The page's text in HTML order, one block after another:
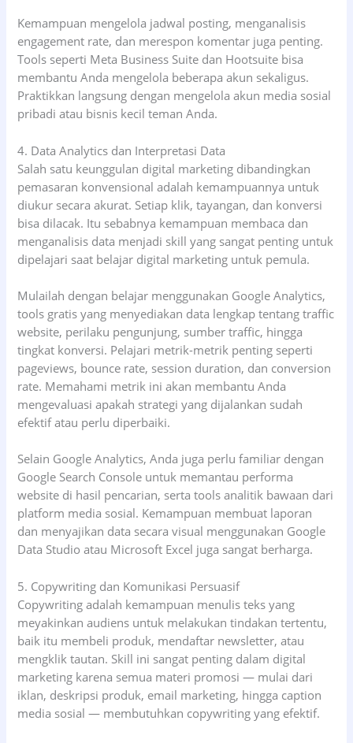
Kemampuan mengelola jadwal posting, menganalisis
engagement rate, dan merespon komentar juga penting.
Tools seperti Meta Business Suite dan Hootsuite bisa
membantu Anda mengelola beberapa akun sekaligus.
Praktikkan langsung dengan mengelola akun media sosial
pribadi atau bisnis kecil teman Anda.
4. Data Analytics dan Interpretasi Data
Salah satu keunggulan digital marketing dibandingkan
pemasaran konvensional adalah kemampuannya untuk
diukur secara akurat. Setiap klik, tayangan, dan konversi
bisa dilacak. Itu sebabnya kemampuan membaca dan
menganalisis data menjadi skill yang sangat penting untuk
dipelajari saat belajar digital marketing untuk pemula.
Mulailah dengan belajar menggunakan Google Analytics,
tools gratis yang menyediakan data lengkap tentang traffic
website, perilaku pengunjung, sumber traffic, hingga
tingkat konversi. Pelajari metrik-metrik penting seperti
pageviews, bounce rate, session duration, dan conversion
rate. Memahami metrik ini akan membantu Anda
mengevaluasi apakah strategi yang dijalankan sudah
efektif atau perlu diperbaiki.
Selain Google Analytics, Anda juga perlu familiar dengan
Google Search Console untuk memantau performa
website di hasil pencarian, serta tools analitik bawaan dari
platform media sosial. Kemampuan membuat laporan
dan menyajikan data secara visual menggunakan Google
Data Studio atau Microsoft Excel juga sangat berharga.
5. Copywriting dan Komunikasi Persuasif
Copywriting adalah kemampuan menulis teks yang
meyakinkan audiens untuk melakukan tindakan tertentu,
baik itu membeli produk, mendaftar newsletter, atau
mengklik tautan. Skill ini sangat penting dalam digital
marketing karena semua materi promosi — mulai dari
iklan, deskripsi produk, email marketing, hingga caption
media sosial — membutuhkan copywriting yang efektif.